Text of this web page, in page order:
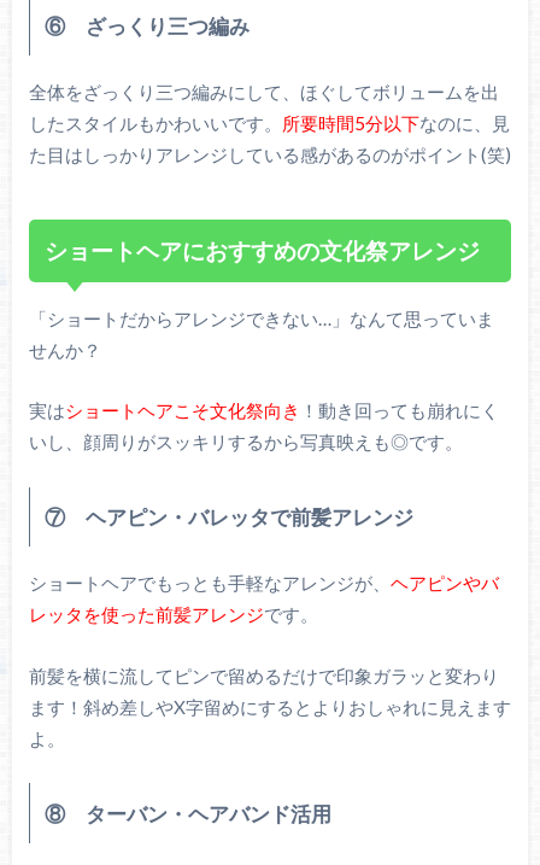
⑥ ざっくり三つ編み
全体をざっくり三つ編みにして、ほぐしてボリュームを出
したスタイルもかわいいです。
所要時間5分以下なのに、見
た目はしっかりアレンジしている感があるのがポイント(笑)
ショートヘアにおすすめの文化祭アレンジ
「ショートだからアレンジできない…」なんて思っていま
せんか？
実はショートヘアこそ文化祭向き ！動き回っても崩れにく
いし、顔周りがスッキリするから写真映えも◎です。
⑦ ヘアピン・バレッタで前髪アレンジ
ショートヘアでもっとも手軽なアレンジが、 ヘアピンやバ
レッタを使った前髪アレンジです。
前髪を横に流してピンで留めるだけで印象ガラッと変わり
ます！斜め差しやX字留めにするとよりおしゃれに見えます
よ。
⑧ ターバン・ヘアバンド活用